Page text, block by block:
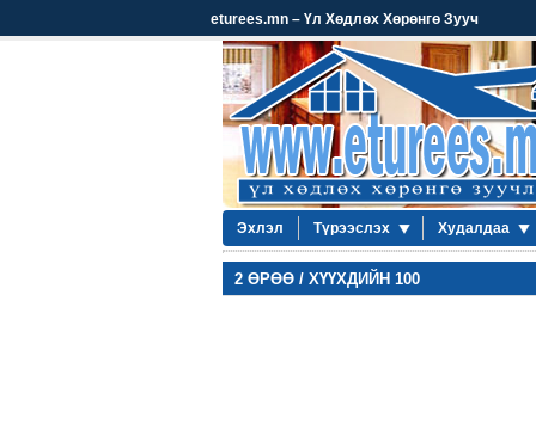
eturees.mn – Үл Хөдлөх Хөрөнгө Зууч
Эхлэл Түрээслэх Худалдаа
2 ӨРӨӨ / ХҮҮХДИЙН 100